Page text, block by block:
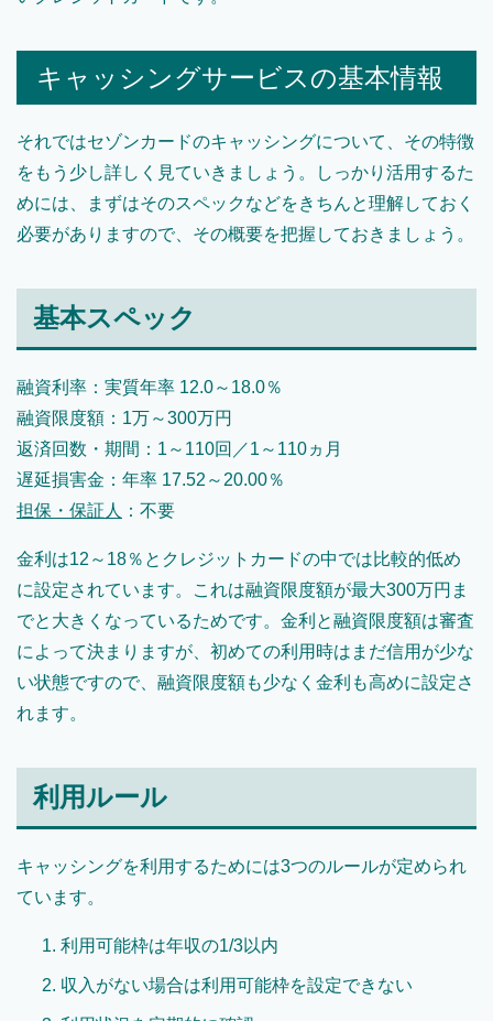
キャッシングサービスの基本情報
それではセゾンカードのキャッシングについて、その特徴
をもう少し詳しく見ていきましょう。しっかり活用するた
めには、まずはそのスペックなどをきちんと理解しておく
必要がありますので、その概要を把握しておきましょう。
基本スペック
融資利率：実質年率 12.0～18.0％
融資限度額：1万～300万円
返済回数・期間：1～110回／1～110ヵ月
遅延損害金：年率 17.52～20.00％
担保・保証人
：不要
金利は12～18％とクレジットカードの中では比較的低め
に設定されています。これは融資限度額が最大300万円ま
でと大きくなっているためです。金利と融資限度額は審査
によって決まりますが、初めての利用時はまだ信用が少な
い状態ですので、融資限度額も少なく金利も高めに設定さ
れます。
利用ルール
キャッシングを利用するためには3つのルールが定められ
ています。
利用可能枠は年収の1/3以内
収入がない場合は利用可能枠を設定できない